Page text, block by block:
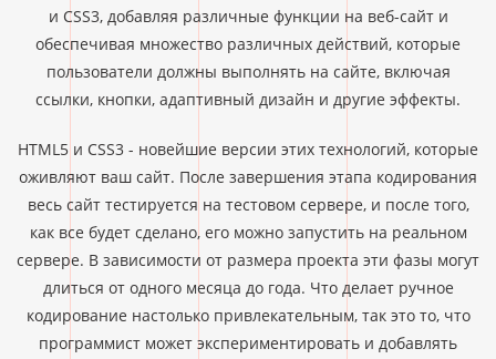
и CSS3, добавляя различные функции на веб-сайт и
обеспечивая множество различных действий, которые
пользователи должны выполнять на сайте, включая
ссылки, кнопки, адаптивный дизайн и другие эффекты.
HTML5 и CSS3 - новейшие версии этих технологий, которые
оживляют ваш сайт. После завершения этапа кодирования
весь сайт тестируется на тестовом сервере, и после того,
как все будет сделано, его можно запустить на реальном
сервере. В зависимости от размера проекта эти фазы могут
длиться от одного месяца до года. Что делает ручное
кодирование настолько привлекательным, так это то, что
программист может экспериментировать и добавлять